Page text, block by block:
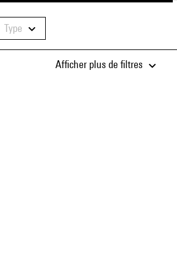
Type
Afficher plus de filtres